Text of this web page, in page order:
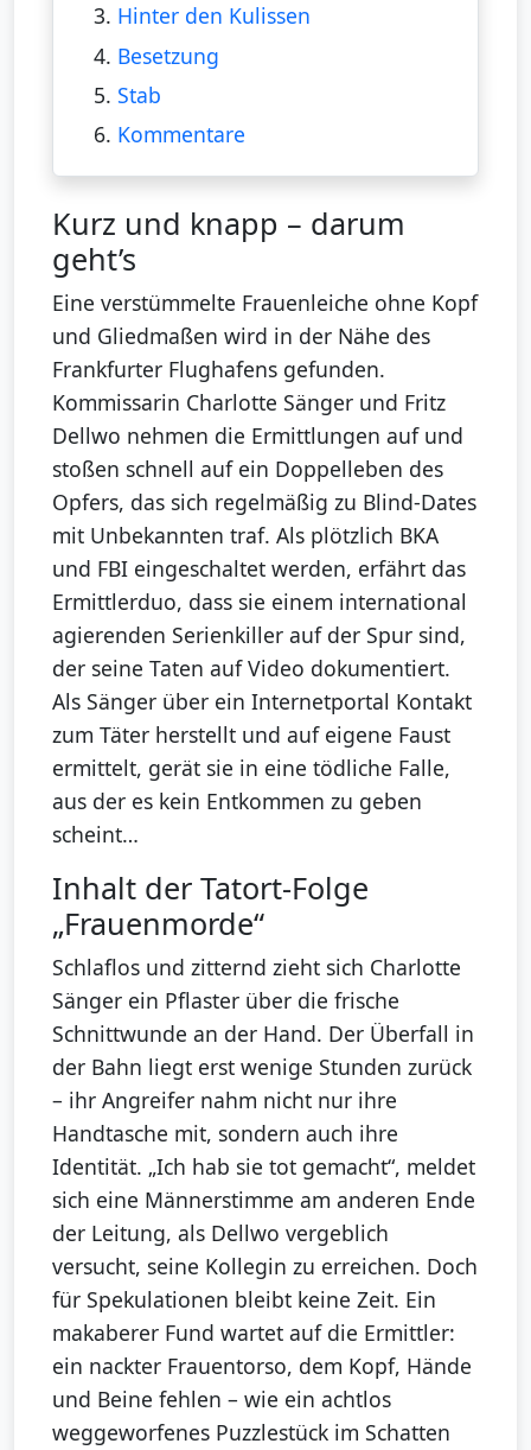
3. Hinter den Kulissen
4. Besetzung
5. Stab
6. Kommentare
Kurz und knapp – darum
geht’s
Eine verstümmelte Frauenleiche ohne Kopf
und Gliedmaßen wird in der Nähe des
Frankfurter Flughafens gefunden.
Kommissarin Charlotte Sänger und Fritz
Dellwo nehmen die Ermittlungen auf und
stoßen schnell auf ein Doppelleben des
Opfers, das sich regelmäßig zu Blind-Dates
mit Unbekannten traf. Als plötzlich BKA
und FBI eingeschaltet werden, erfährt das
Ermittlerduo, dass sie einem international
agierenden Serienkiller auf der Spur sind,
der seine Taten auf Video dokumentiert.
Als Sänger über ein Internetportal Kontakt
zum Täter herstellt und auf eigene Faust
ermittelt, gerät sie in eine tödliche Falle,
aus der es kein Entkommen zu geben
scheint…
Inhalt der Tatort-Folge
„Frauenmorde“
Schlaflos und zitternd zieht sich Charlotte
Sänger ein Pflaster über die frische
Schnittwunde an der Hand. Der Überfall in
der Bahn liegt erst wenige Stunden zurück
– ihr Angreifer nahm nicht nur ihre
Handtasche mit, sondern auch ihre
Identität. „Ich hab sie tot gemacht“, meldet
sich eine Männerstimme am anderen Ende
der Leitung, als Dellwo vergeblich
versucht, seine Kollegin zu erreichen. Doch
für Spekulationen bleibt keine Zeit. Ein
makaberer Fund wartet auf die Ermittler:
ein nackter Frauentorso, dem Kopf, Hände
und Beine fehlen – wie ein achtlos
weggeworfenes Puzzlestück im Schatten